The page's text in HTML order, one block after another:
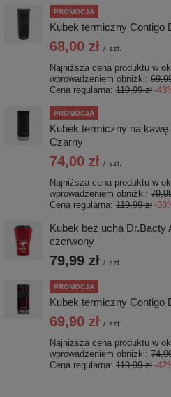
PROMOCJA
Kubek termiczny Contigo
68,00 zł / szt.
Najniższa cena produktu w
wprowadzeniem obniżki:
Cena regularna: 119,99 zł -
PROMOCJA
Kubek termiczny na
Czarny
74,00 zł / szt.
Najniższa cena produktu w
wprowadzeniem obniżki:
Cena regularna: 119,99 zł -
Kubek bez ucha Dr.Bacty
czerwony
79,99 zł / szt.
PROMOCJA
Kubek termiczny Contigo
69,90 zł / szt.
Najniższa cena produktu w
wprowadzeniem obniżki:
Cena regularna: 119,99 zł -